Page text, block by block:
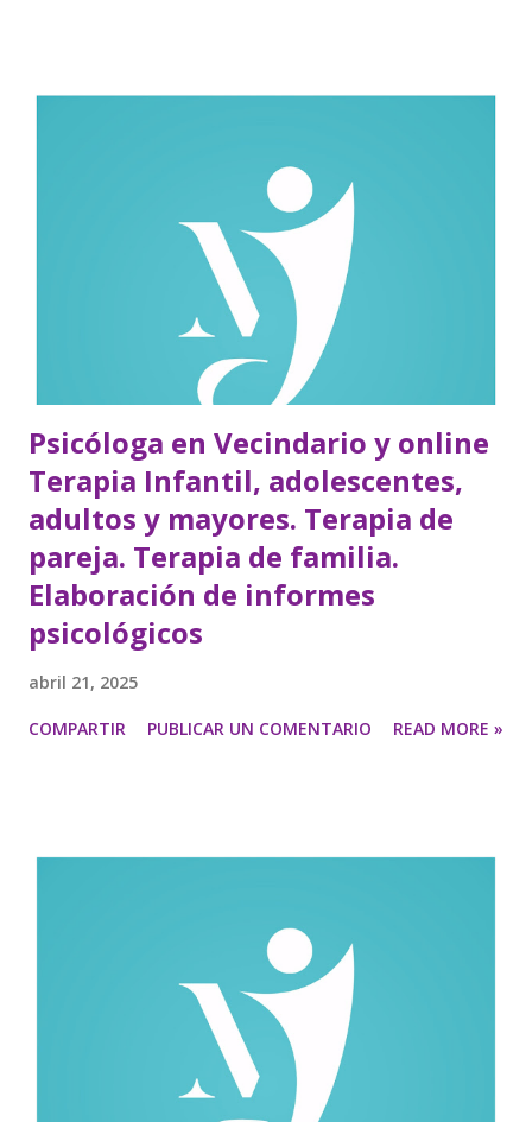
Psicóloga en Vecindario y online
Terapia Infantil, adolescentes,
adultos y mayores. Terapia de
pareja. Terapia de familia.
Elaboración de informes
psicológicos
abril 21, 2025
COMPARTIR PUBLICAR UN COMENTARIO READ MORE »